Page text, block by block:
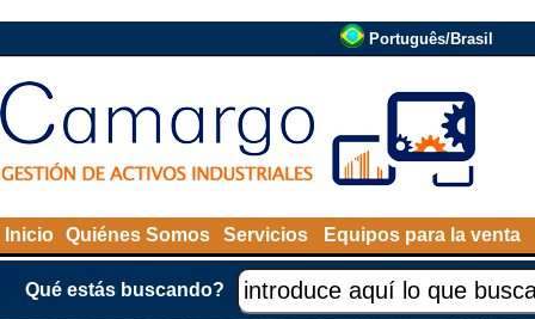
Português/Brasil
Inicio Quiénes Somos Servicios Equipos para la venta
Qué estás buscando?